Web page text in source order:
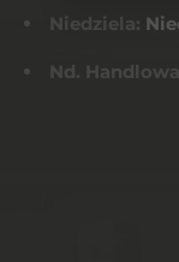
Niedziela:
Nd.